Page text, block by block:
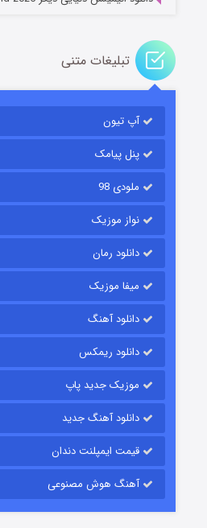
قسمت
تبلیغات متنی
آپ تیون
پنل پیامک
ملودی 98
نواز موزیک
دانلود رمان
میفا موزیک
دانلود آهنگ
دانلود ریمکس
موزیک جدید پاپ
دانلود آهنگ جدید
قیمت ایمپلنت دندان
آهنگ هوش مصنوعی